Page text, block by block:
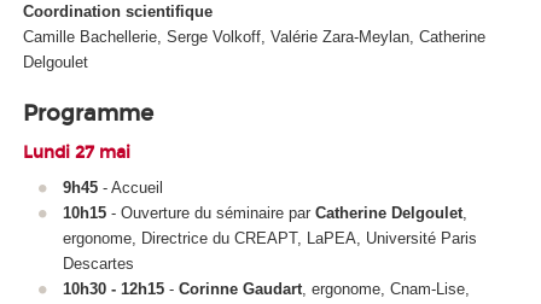
Coordination scientifique
Camille Bachellerie, Serge Volkoff, Valérie Zara-Meylan, Catherine
Delgoulet
Programme
Lundi 27 mai
9h45- Accueil
10h15- Ouverture du séminaire par Catherine Delgoulet,
ergonome, Directrice du CREAPT, LaPEA, Université Paris
Descartes
10h30 - 12h15- Corinne Gaudart, ergonome, Cnam-Lise,